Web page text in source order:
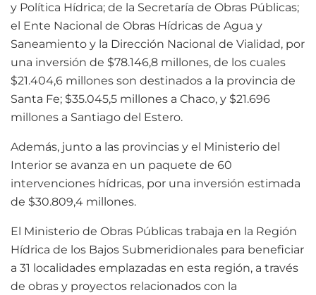
y Política Hídrica; de la Secretaría de Obras Públicas;
el Ente Nacional de Obras Hídricas de Agua y
Saneamiento y la Dirección Nacional de Vialidad, por
una inversión de $78.146,8 millones, de los cuales
$21.404,6 millones son destinados a la provincia de
Santa Fe; $35.045,5 millones a Chaco, y $21.696
millones a Santiago del Estero.
Además, junto a las provincias y el Ministerio del
Interior se avanza en un paquete de 60
intervenciones hídricas, por una inversión estimada
de $30.809,4 millones.
El Ministerio de Obras Públicas trabaja en la Región
Hídrica de los Bajos Submeridionales para beneficiar
a 31 localidades emplazadas en esta región, a través
de obras y proyectos relacionados con la